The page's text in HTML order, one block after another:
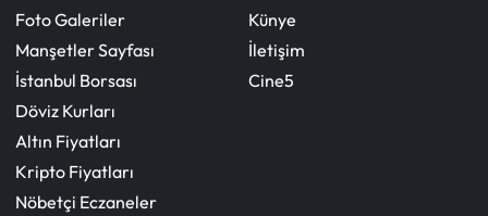
Foto Galeriler
Manşetler Sayfası
İstanbul Borsası
Döviz Kurları
Altın Fiyatları
Kripto Fiyatları
Nöbetçi Eczaneler
Künye
İletişim
Cine5